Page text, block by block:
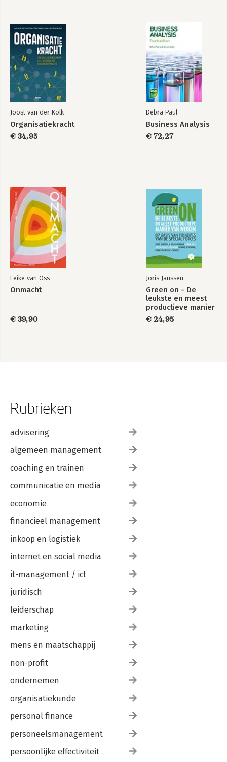
24. Prison Organizations Donald R Cressey
25. Business Organizations William R Dill. Applications
26. Changing Interpersonal and Intergroup Relationships in
Organizations Herbert A Shepard.
27. Applied Organizational Change in Industry: Structural,
Technological and Humanistic Approaches Harold J Leavitt
28. Organization Design and Systems Analysis Chadwick
JHaberstroh
Indices.
Joost van der Kolk
Organisatiekracht
€ 34,95
Debra Paul
Business Analysis
€ 72,27
Leike van Oss
Onmacht
€ 39,90
Joris Janssen
Green on - De
leukste en meest
productieve manier
van werken
€ 24,95
Rubrieken
advisering
algemeen management
coaching en trainen
communicatie en media
economie
financieel management
inkoop en logistiek
internet en social media
it-management / ict
juridisch
leiderschap
marketing
mens en maatschappij
non-profit
ondernemen
organisatiekunde
personal finance
personeelsmanagement
persoonlijke effectiviteit